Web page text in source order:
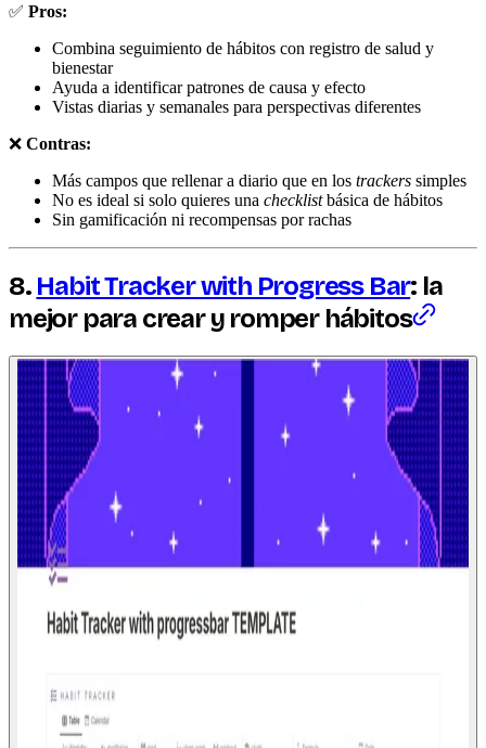
✅ Pros:
Combina seguimiento de hábitos con registro de salud y
bienestar
Ayuda a identificar patrones de causa y efecto
Vistas diarias y semanales para perspectivas diferentes
❌ Contras:
Más campos que rellenar a diario que en los trackers simples
No es ideal si solo quieres una checklistbásica de hábitos
Sin gamificación ni recompensas por rachas
8. Habit Tracker with Progress Bar: la
mejor para crear y romper hábitos